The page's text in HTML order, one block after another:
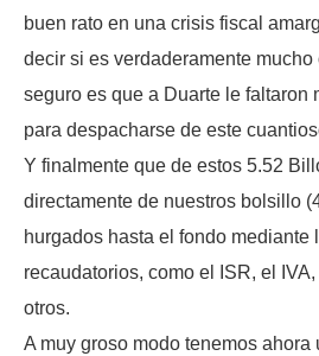
buen rato en una crisis fiscal
decir si es verdaderamente
seguro es que a Duarte le faltaron
para despacharse de este
Y finalmente que de estos 5.52
directamente de nuestros bolsillo
hurgados hasta el fondo
recaudatorios, como el ISR, el
otros.
A muy groso modo tenemos ahora